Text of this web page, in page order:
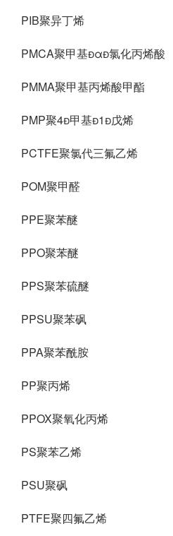
PIB聚异丁烯
PMCA聚甲基α氯化丙烯酸
PMMA聚甲基丙烯酸甲酯
PMP聚4甲基1戊烯
PCTFE聚氯代三氟乙烯
POM聚甲醛
PPE聚苯醚
PPO聚苯醚
PPS聚苯硫醚
PPSU聚苯砜
PPA聚苯酰胺
PP聚丙烯
PPOX聚氧化丙烯
PS聚苯乙烯
PSU聚砜
PTFE聚四氟乙烯